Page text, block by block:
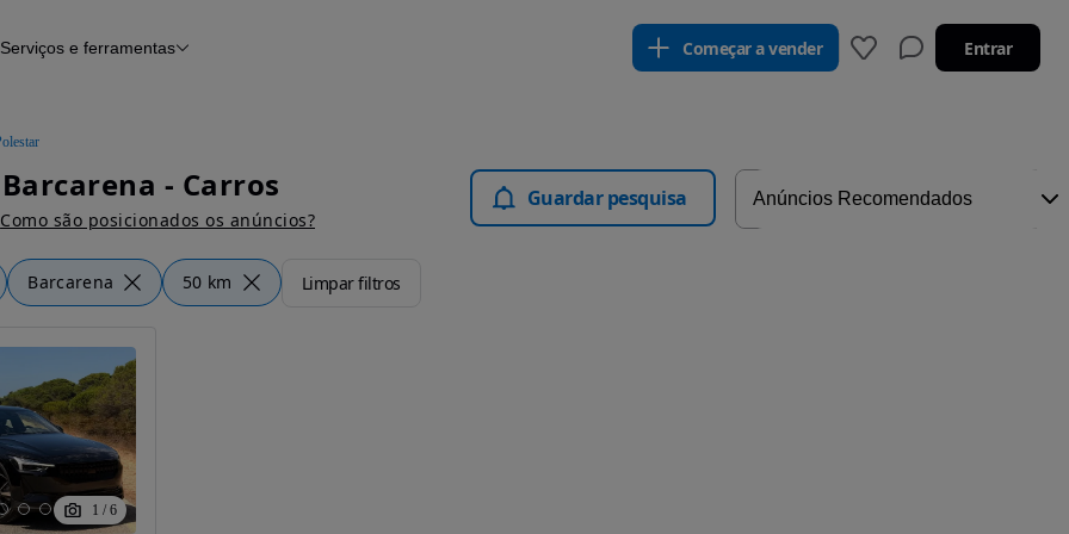
Histórico do veículo
Serviços e ferramentas Começar a vender Entrar
- Carros
Como são posicionados os anúncios?
Guardar pesquisa
Barcarena 50 km Limpar filtros
1 / 6